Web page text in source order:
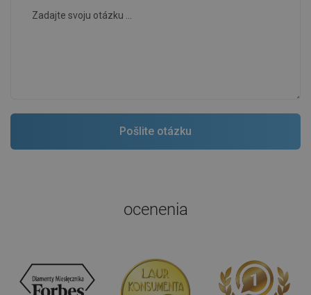
ocenenia